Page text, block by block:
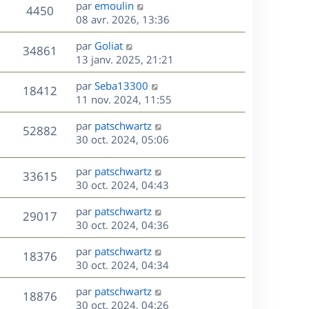
e
s
n
i
e
r
m
e
s
s
a
g
e
4450V
u
e
s
D
e
r
n
i
e
r
m
e
s
s
a
g
e
par emoulin
08 avr. 2026, 13:36
34861
u
e
s
D
e
r
n
i
e
r
m
e
s
s
a
g
e
par Goliat
13 janv. 2025, 21:21
18412V
u
e
D
e
r
n
i
e
r
m
e
s
s
a
g
e
par Seba13300
11 nov. 2024, 11:55
52882V
u
e
D
e
n
i
e
r
m
e
s
s
a
g
e
par patschwartz
30 oct. 2024, 05:06
33615V
u
D
e
r
n
i
e
r
m
e
s
par patschwartz
30 oct. 2024, 04:43
29017V
u
e
D
e
r
n
i
e
r
par patschwartz
30 oct. 2024, 04:36
18376V
u
e
D
e
r
n
i
par patschwartz
30 oct. 2024, 04:34
18876V
D
e
par patschwartz
30 oct. 2024, 04:26